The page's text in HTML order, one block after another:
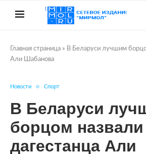
Главная страница » В Беларуси лучшим
Али Шабанова
Новости Спорт
В Беларуси
борцом назвали
дагестанца Али